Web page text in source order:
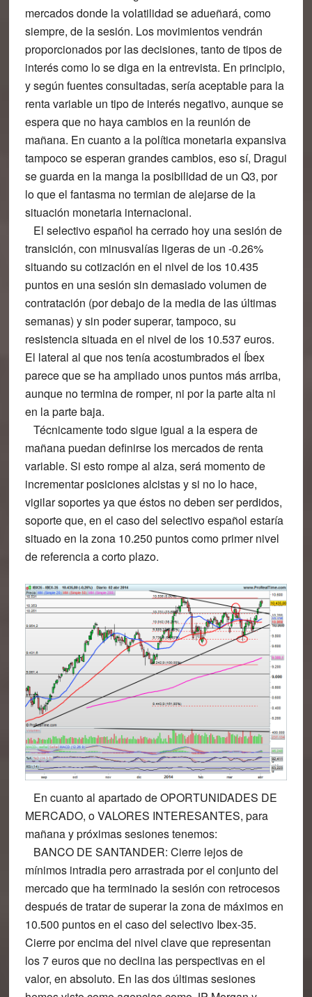
mercados donde la volatilidad se adueñará, como
siempre, de la sesión. Los movimientos vendrán
proporcionados por las decisiones, tanto de tipos de
interés como lo se diga en la entrevista. En principio,
y según fuentes consultadas, sería aceptable para la
renta variable un tipo de interés negativo, aunque se
espera que no haya cambios en la reunión de
mañana. En cuanto a la política monetaria expansiva
tampoco se esperan grandes cambios, eso sí, Dragui
se guarda en la manga la posibilidad de un Q3, por
lo que el fantasma no termian de alejarse de la
situación monetaria internacional.
El selectivo español ha cerrado hoy una sesión de
transición, con minusvalías ligeras de un -0.26%
situando su cotización en el nivel de los 10.435
puntos en una sesión sin demasiado volumen de
contratación (por debajo de la media de las últimas
semanas) y sin poder superar, tampoco, su
resistencia situada en el nivel de los 10.537 euros.
El lateral al que nos tenía acostumbrados el Íbex
parece que se ha ampliado unos puntos más arriba,
aunque no termina de romper, ni por la parte alta ni
en la parte baja.
Técnicamente todo sigue igual a la espera de
mañana puedan definirse los mercados de renta
variable. Si esto rompe al alza, será momento de
incrementar posiciones alcistas y si no lo hace,
vigilar soportes ya que éstos no deben ser perdidos,
soporte que, en el caso del selectivo español estaría
situado en la zona 10.250 puntos como primer nivel
de referencia a corto plazo.
En cuanto al apartado de OPORTUNIDADES DE
MERCADO, o VALORES INTERESANTES, para
mañana y próximas sesiones tenemos:
BANCO DE SANTANDER: Cierre lejos de
mínimos intradia pero arrastrada por el conjunto del
mercado que ha terminado la sesión con retrocesos
después de tratar de superar la zona de máximos en
10.500 puntos en el caso del selectivo Ibex-35.
Cierre por encima del nivel clave que representan
los 7 euros que no declina las perspectivas en el
valor, en absoluto. En las dos últimas sesiones